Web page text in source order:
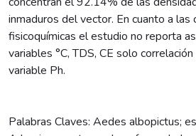
inmaduros del vector. En cuanto a las
fisicoquímicas el estudio no reporta
variables °C, TDS, CE solo
variable Ph.
Palabras Claves: Aedes albopictus;